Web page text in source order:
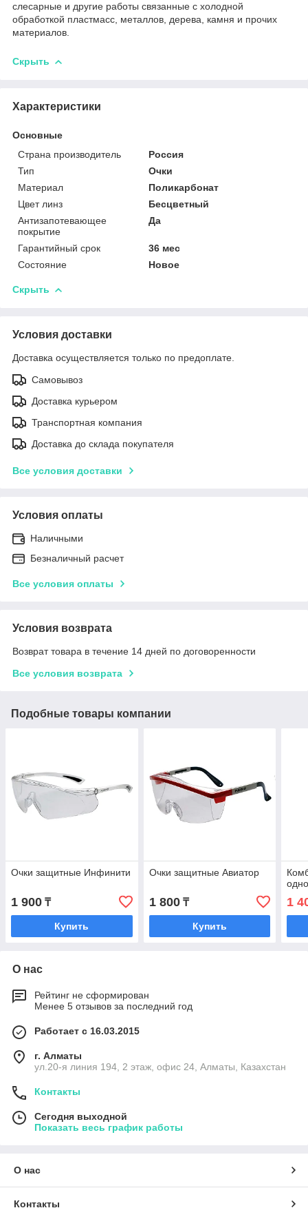
слесарные и другие работы связанные с холодной
обработкой пластмасс, металлов, дерева, камня и прочих
материалов.
Скрыть
Характеристики
Основные
Страна производитель
Россия
Тип
Очки
Материал
Поликарбонат
Цвет линз
Бесцветный
Антизапотевающее
покрытие
Да
Гарантийный срок
36 мес
Состояние
Новое
Скрыть
Условия доставки
Доставка осуществляется только по предоплате.
Самовывоз
Доставка курьером
Транспортная компания
Доставка до склада покупателя
Все условия доставки
Условия оплаты
Наличными
Безналичный расчет
Все условия оплаты
Условия возврата
Возврат товара в течение 14 дней по договоренности
Все условия возврата
Подобные товары компании
Очки защитные Инфинити
1 900 ₸
Купить
Очки защитные Авиатор
1 800₸
Купить
1
О нас
Рейтинг не сформирован
Менее 5 отзывов за последний год
Работает с 16.03.2015
г. Алматы
ул.20-я линия 194, 2 этаж, офис 24, Алматы, Казахстан
Контакты
Сегодня выходной
Показать весь график работы
О нас
Контакты